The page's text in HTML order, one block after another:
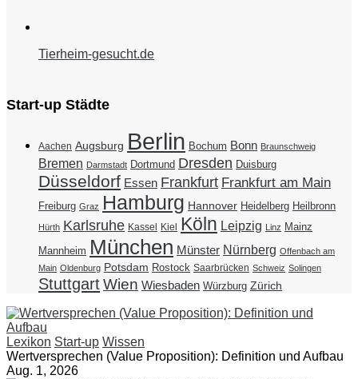
Tierheim-gesucht.de
Start-up Städte
Aachen Augsburg Berlin Bochum Bonn Braunschweig
Bremen Darmstadt Dortmund Dresden Duisburg
Düsseldorf Essen Frankfurt Frankfurt am Main
Freiburg Graz Hamburg Hannover Heidelberg Heilbronn
Hürth Karlsruhe Kassel Kiel Köln Leipzig Linz Mainz
Mannheim München Münster Nürnberg Offenbach am
Main Oldenburg Potsdam Rostock Saarbrücken Schweiz Solingen
StuttgartWien Wiesbaden Würzburg Zürich
Lexikon Start-up Wissen
Wertversprechen (Value Proposition): Definition und Aufbau
Aug. 1, 2026